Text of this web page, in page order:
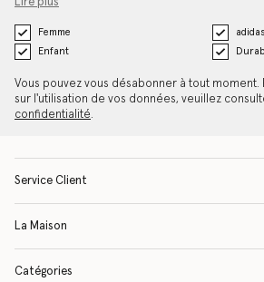
Femme
adidas
Enfant
Vous pouvez vous désabonner à tout moment.
sur l'utilisation de vos données, veuillez
confidentialité.
Service Client
La Maison
Catégories